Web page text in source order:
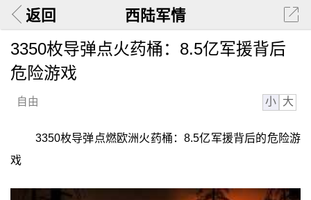
返回 西陆军情
3350枚导弹点火药桶：8.5亿军援背后
危险游戏
自由 小 大
3350枚导弹点燃欧洲火药桶：8.5亿军援背后的危险游
戏